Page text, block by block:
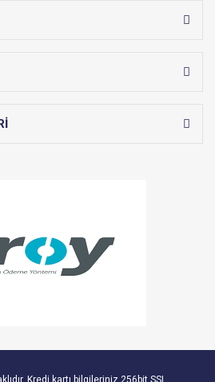
Kredi kartı bilgileriniz 256bit SSL